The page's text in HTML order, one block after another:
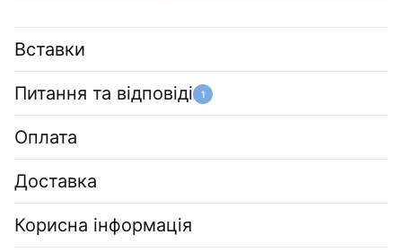
Вставки
Питання та відповіді 1
Оплата
Доставка
Корисна інформація